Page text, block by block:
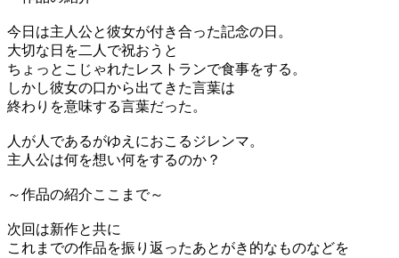
今日は主人公と彼女が付き合った記念の日。
大切な日を二人で祝おうと
ちょっとこじゃれたレストランで食事をする。
しかし彼女の口から出てきた言葉は
終わりを意味する言葉だった。
人が人であるがゆえにおこるジレンマ。
主人公は何を想い何をするのか？
～作品の紹介ここまで～
次回は新作と共に
これまでの作品を振り返ったあとがき的なものなどを